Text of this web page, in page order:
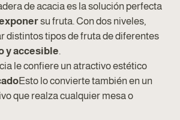
de acacia es la solución perfecta
su fruta. Con dos niveles,
distintos tipos de fruta de diferentes
y accesible.
le confiere un atractivo estético
Esto lo convierte también en un
que realza cualquier mesa o